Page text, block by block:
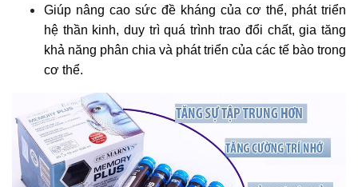
Giúp nâng cao sức đề kháng của cơ thể, phát triển
hệ thần kinh, duy trì quá trình trao đổi chất, gia tăng
khả năng phân chia và phát triển của các tế bào trong
cơ thể.